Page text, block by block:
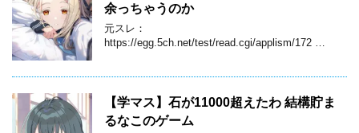
余っちゃうのか
元スレ：
https://egg.5ch.net/test/read.cgi/applism/172 …
【学マス】石が11000超えたわ 結構貯ま
るなこのゲーム